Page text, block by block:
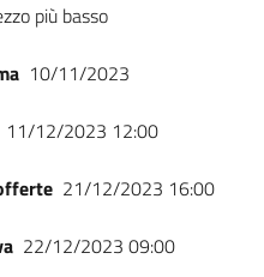
più basso
10/11/2023
11/12/2023 12:00
21/12/2023 16:00
22/12/2023 09:00